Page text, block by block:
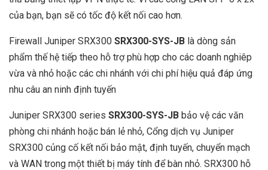
của bạn, bạn sẽ có tốc độ kết nối cao hơn.
Firewall Juniper SRX300 SRX300-SYS-JB là dòng sản
phẩm thế hệ tiếp theo hỗ trợ phù hợp cho các doanh nghiêp
vừa và nhỏ hoặc các chi nhánh với chi phí hiệu quả đáp ứng
nhu câu an ninh định tuyến
Juniper SRX300 series SRX300-SYS-JB bảo vệ các văn
phòng chi nhánh hoặc bán lẻ nhỏ, Cổng dịch vụ Juniper
SRX300 củng cố kết nối bảo mật, định tuyến, chuyển mạch
và WAN trong một thiết bị máy tính để bàn nhỏ. SRX300 hỗ